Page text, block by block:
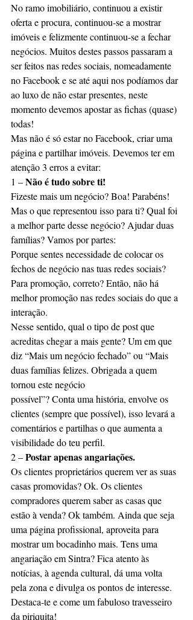
No ramo imobiliário, continuou a existir
oferta e procura, continuou-se a mostrar
imóveis e felizmente continuou-se a fechar
negócios. Muitos destes passos passaram a
ser feitos nas redes sociais, nomeadamente
no Facebook e se até aqui nos podíamos dar
ao luxo de não estar presentes, neste
momento devemos apostar as fichas (quase)
todas!
Mas não é só estar no Facebook, criar uma
página e partilhar imóveis. Devemos ter em
atenção 3 erros a evitar:
1 – Não é tudo sobre ti!
Fizeste mais um negócio? Boa! Parabéns!
Mas o que representou isso para ti? Qual foi
a melhor parte desse negócio? Ajudar duas
famílias? Vamos por partes:
Porque sentes necessidade de colocar os
fechos de negócio nas tuas redes sociais?
Para promoção, correto? Então, não há
melhor promoção nas redes sociais do que a
interação.
Nesse sentido, qual o tipo de post que
acreditas chegar a mais gente? Um em que
diz “Mais um negócio fechado” ou “Mais
duas famílias felizes. Obrigada a quem
tornou este negócio
possível”? Conta uma história, envolve os
clientes (sempre que possível), isso levará a
comentários e partilhas o que aumenta a
visibilidade do teu perfil.
2 – Postar apenas angariações.
Os clientes proprietários querem ver as suas
casas promovidas? Ok. Os clientes
compradores querem saber as casas que
estão à venda? Ok também. Ainda que seja
uma página profissional, aproveita para
mostrar um bocadinho mais. Tens uma
angariação em Sintra? Fica atento às
notícias, à agenda cultural, dá uma volta
pela zona e divulga os pontos de interesse.
Destaca-te e come um fabuloso travesseiro
da piriquita!